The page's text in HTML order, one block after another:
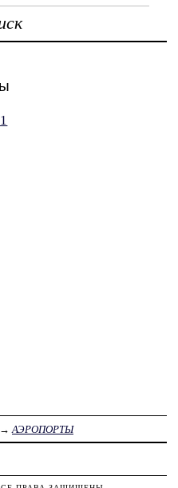
АЭРОПОРТЫ